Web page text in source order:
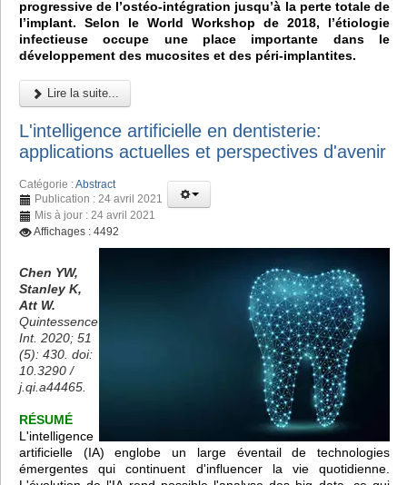
progressive de l’ostéo-intégration jusqu’à la perte totale de
l’implant. Selon le World Workshop de 2018, l’étiologie
infectieuse occupe une place importante dans le
développement des mucosites et des péri-implantites.
Lire la suite...
L'intelligence artificielle en dentisterie:
applications actuelles et perspectives d'avenir
Catégorie :Abstract
Publication : 24 avril 2021
Mis à jour : 24 avril 2021
Affichages : 4492
Chen YW,
Stanley K,
Att W.
Quintessence
Int. 2020; 51
(5): 430. doi:
10.3290 /
j.qi.a44465.
RÉSUMÉ
L'intelligence
artificielle (IA) englobe un large éventail de technologies
émergentes qui continuent d'influencer la vie quotidienne.